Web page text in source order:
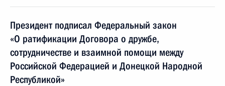
Президент подписал Федеральный закон
«О ратификации Договора о дружбе,
сотрудничестве и взаимной помощи между
Российской Федерацией и Донецкой Народной
Республикой»